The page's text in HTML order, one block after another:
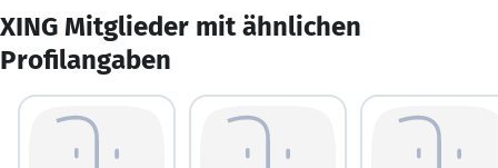
XING Mitglieder mit ähnlichen
Profilangaben